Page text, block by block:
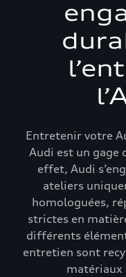
Entretenir votre
Audi est un gage
effet, Audi
ateliers
homologuées,
strictes en
différents
entretien sont
matériaux